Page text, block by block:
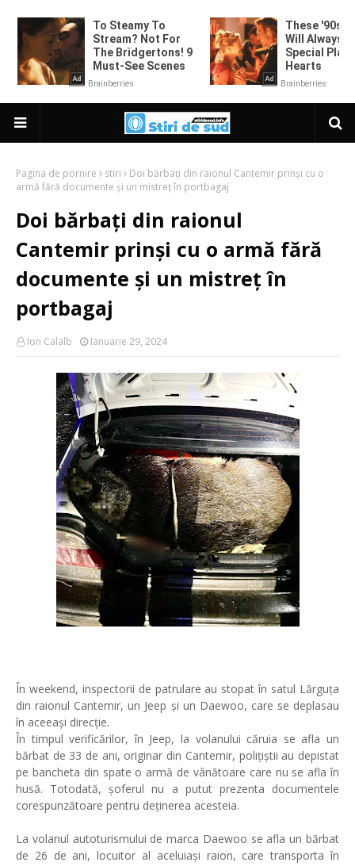
Pagina de pornire stiri
Doi bărbați din raionul Cantemir prinși cu o
armă fără documente și un mistreț în portbagaj
Doi bărbați din raionul
Cantemir prinși cu o armă fără
documente și un mistreț în
portbagaj
Ion Calalb Ianuarie 29, 2024
În weekend, inspectorii de patrulare au stopat în satul Lărguța
din raionul Cantemir, un Jeep și un Daewoo, care se deplasau
în aceeași direcție.
În timpul verificărilor, în Jeep, la volanului căruia se afla un
bărbat de 33 de ani, originar din Cantemir, polițiștii au depistat
pe bancheta din spate o armă de vânătoare care nu se afla în
husă. Totodată, șoferul nu a putut prezenta documentele
corespunzătoare pentru deținerea acesteia.
La volanul autoturismului de marca Daewoo se afla un bărbat
de 26 de ani, locuitor al aceluiași raion, care transporta în